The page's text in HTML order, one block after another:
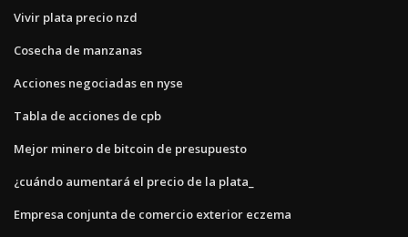
Vivir plata precio nzd
Cosecha de manzanas
Acciones negociadas en nyse
Tabla de acciones de cpb
Mejor minero de bitcoin de presupuesto
¿cuándo aumentará el precio de la plata_
Empresa conjunta de comercio exterior eczema